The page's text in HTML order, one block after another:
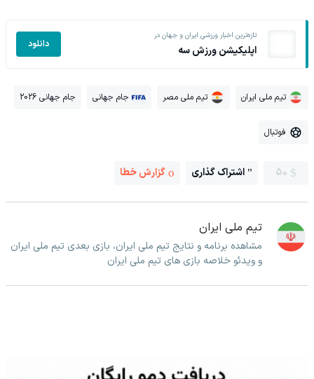
تازه‌ترین اخبار ورزشی ایران و جهان در
اپلیکیشن ورزش سه دانلود
تیم ملی ایران تیم ملی مصر جام جهانی جام جهانی 2026
فوتبال
50 اشتراک گذاری گزارش خطا
تیم ملی ایران
مشاهده برنامه و نتایج تیم ملی ایران، بازی بعدی تیم ملی ایران
و ویدئو خلاصه بازی های تیم ملی ایران